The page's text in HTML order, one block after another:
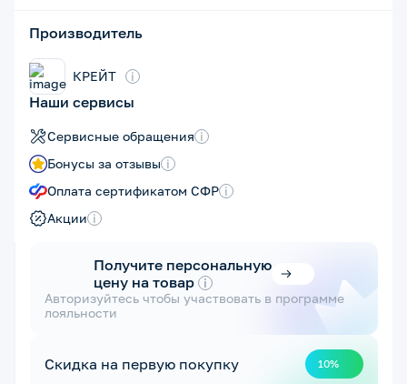
Производитель
КРЕЙТ i
Наши сервисы
Сервисные обращения i
Бонусы за отзывы i
Оплата сертификатом СФР i
Акции i
Получите персональную
цену на товар i
Авторизуйтесь чтобы участвовать в программе
лояльности
Скидка на первую покупку 10%